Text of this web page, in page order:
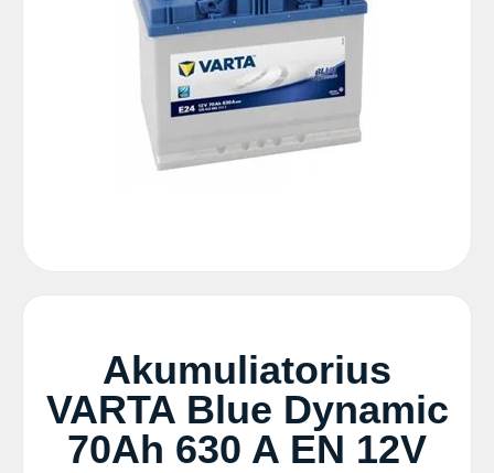
Akumuliatorius
VARTA Blue Dynamic
70Ah 630 A EN 12V